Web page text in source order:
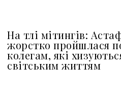
На тлі мітингів:
жорстко пройшлася
колегам, які
світським життям